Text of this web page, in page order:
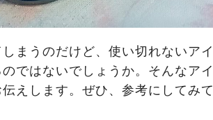
まうのだけど、使い切れないア
ではないでしょうか。そんなア
えします。ぜひ、参考にしてみて